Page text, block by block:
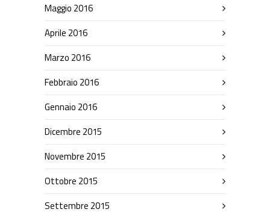
Maggio 2016
Aprile 2016
Marzo 2016
Febbraio 2016
Gennaio 2016
Dicembre 2015
Novembre 2015
Ottobre 2015
Settembre 2015